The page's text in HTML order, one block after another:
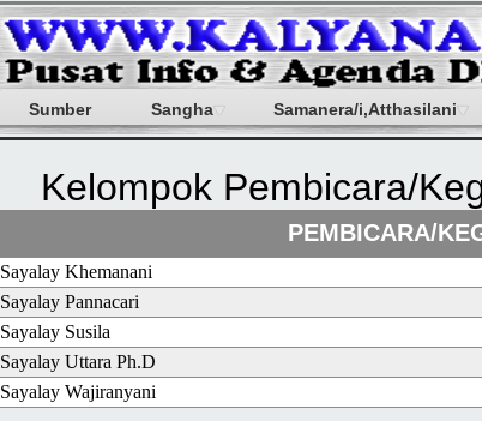
Sumber Sangha Samanera/i,Atthasilani
Kelompok Pembicara/
PEMBICARA/
Sayalay Khemanani
Sayalay Pannacari
Sayalay Susila
Sayalay Uttara Ph.D
Sayalay Wajiranyani